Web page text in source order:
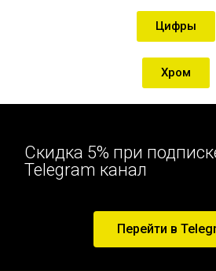
Цифры
Хром
Скидка 5% при
Telegram канал
Перейти в